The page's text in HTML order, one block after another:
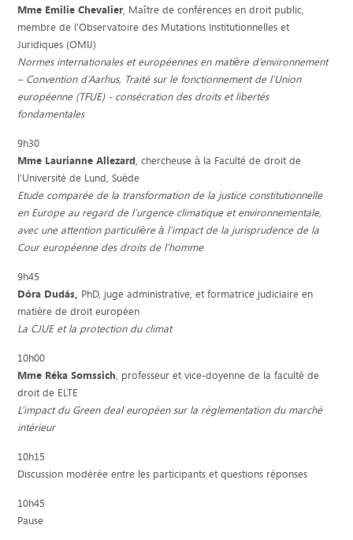
Mme Emilie Chevalier , Maître de conférences en droit public,
membre de l’Observatoire des Mutations Institutionnelles et
Juridiques (OMIJ)
Normes internationales et européennes en matière d’environnement
– Convention d’Aarhus, Traité sur le fonctionnement de l’Union
européenne (TFUE) - consécration des droits et libertés
fondamentales
9h30
Mme Laurianne Allezard , chercheuse à la Faculté de droit de
l’Université de Lund, Suède
Etude comparée de la transformation de la justice constitutionnelle
en Europe au regard de l’urgence climatique et environnementale,
avec une attention particulière à l’impact de la jurisprudence de la
Cour européenne des droits de l’homme
9h45
Dóra Dudás, PhD, juge administrative, et formatrice judiciaire en
matière de droit européen
La CJUE et la protection du climat
10h00
Mme Réka Somssich , professeur et vice-doyenne de la faculté de
droit de ELTE
L’impact du Green deal européen sur la réglementation du marché
intérieur
10h15
Discussion modérée entre les participants et questions réponses
10h45
Pause